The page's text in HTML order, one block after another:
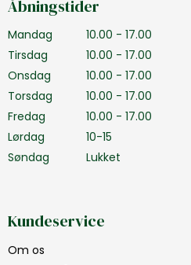
Åbningstider
Mandag
10.00 - 17.00
Tirsdag
10.00 - 17.00
Onsdag
10.00 - 17.00
Torsdag
10.00 - 17.00
Fredag
10.00 - 17.00
Lørdag
10-15
Søndag
Lukket
Kundeservice
Om os